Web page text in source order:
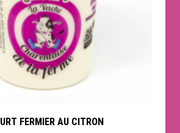
FERMIER AU CITRON